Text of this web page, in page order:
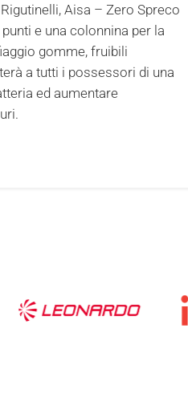
Aisa – Zero Spreco
e una colonnina per la
gomme, fruibili
a tutti i possessori di una
ed aumentare